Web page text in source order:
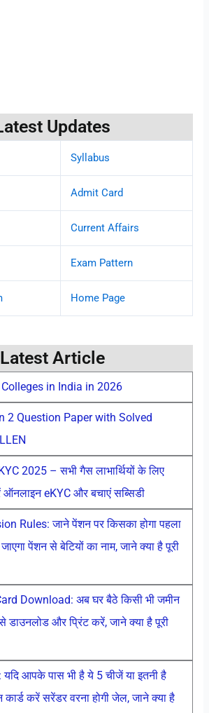
Updates
Syllabus
Admit Card
Current Affairs
Exam Pattern
Home Page
Latest Article
in India in 2026
2 Question Paper with Solved
2025 – सभी गैस लाभार्थियों के लिए
eKYC और बचाएं सब्सिडी
Rules: जाने पेंशन पर किसका होगा पहला
पेंशन से बेटियों का नाम, जाने क्या है पूरी
Download: अब घर बैठे किसी भी जमीन
से डाउनलोड और प्रिंट करें, जाने क्या है पूरी
आपके पास भी है ये 5 चीजें या इतनी है
करें सरेंडर वरना होगी जेल, जाने क्या है